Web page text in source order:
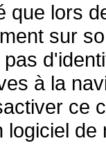
que lors
sur
à la
ce
de